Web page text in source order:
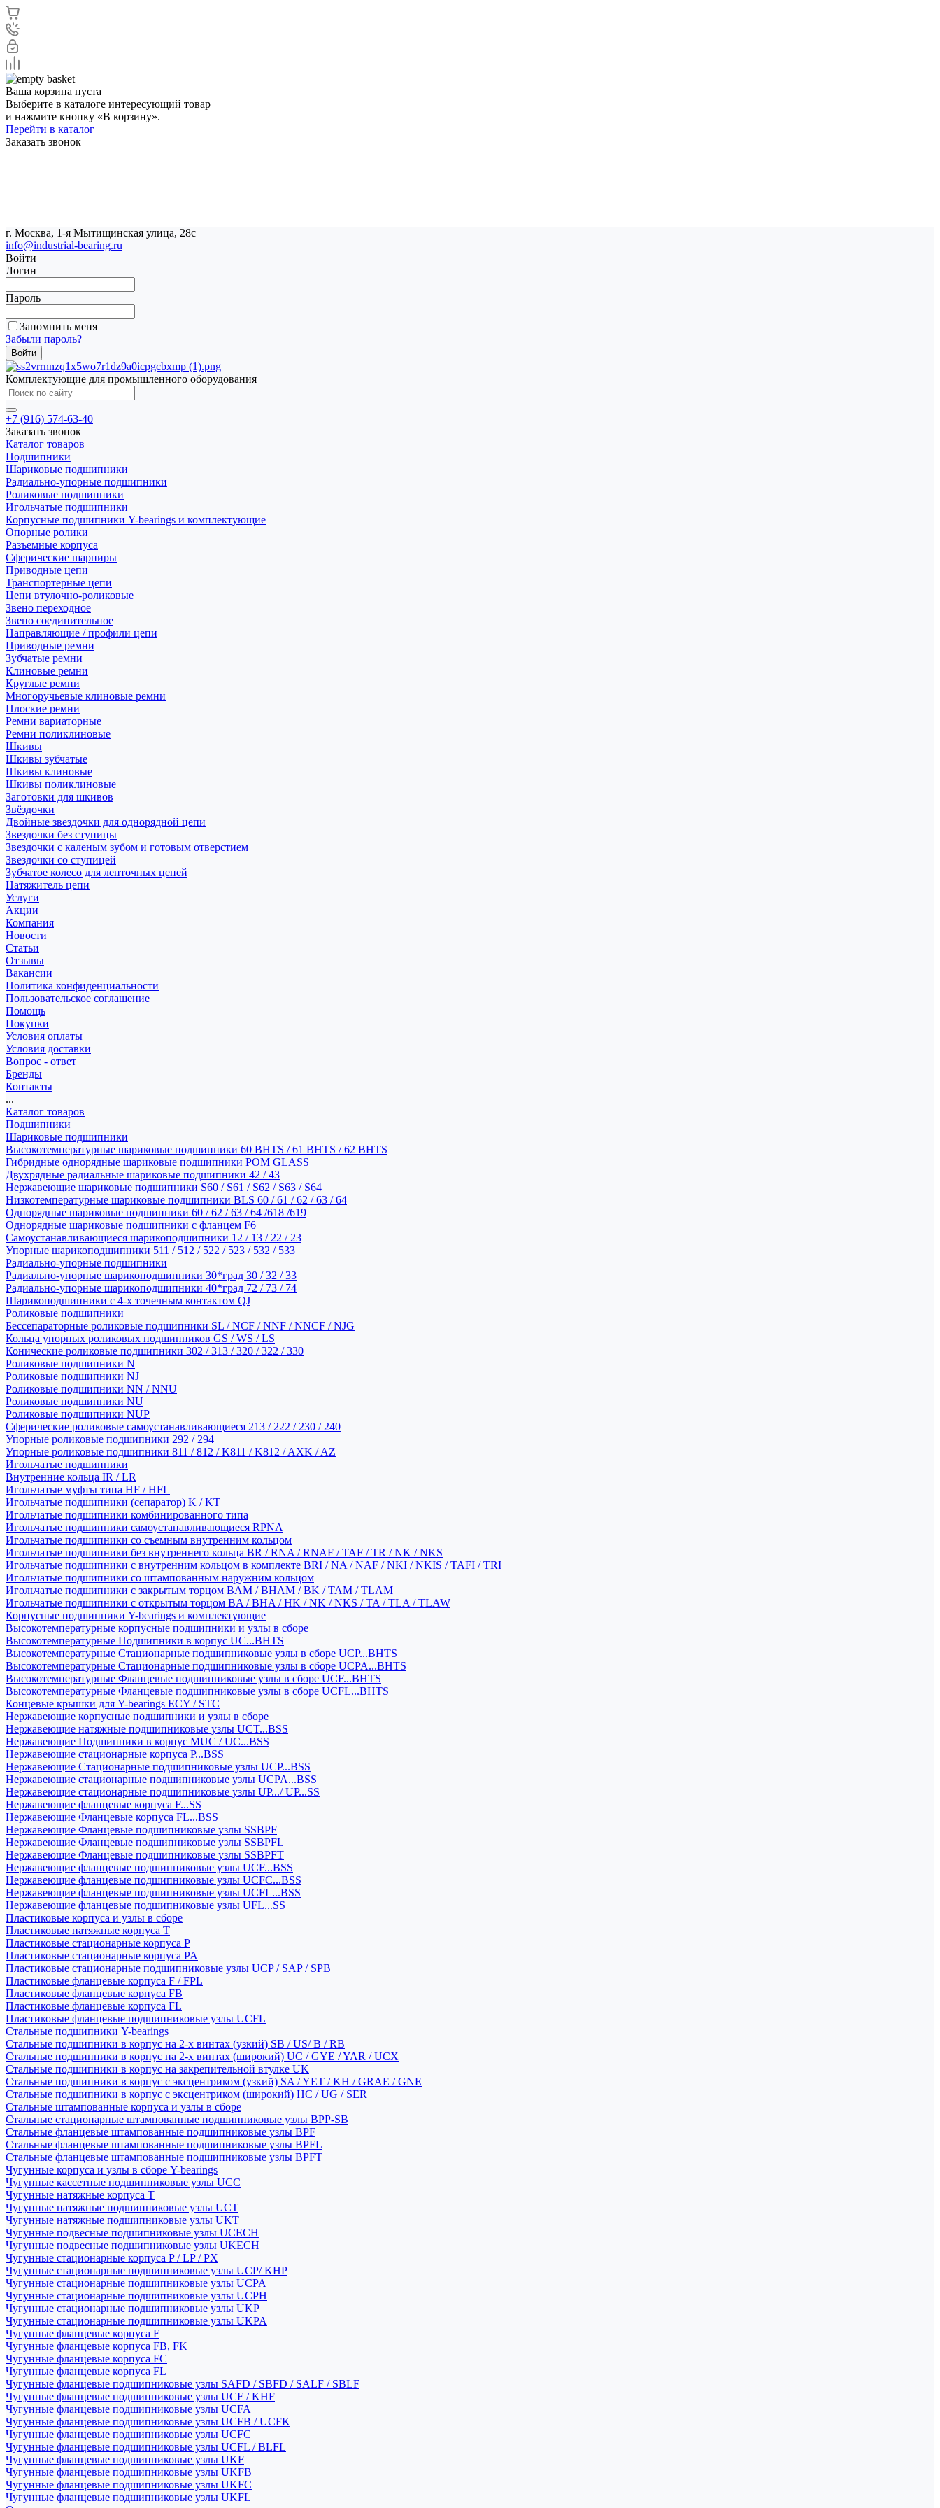
Ваша корзина пуста
Выберите в каталоге интересующий товар
и нажмите кнопку «В корзину».
Перейти в каталог
Заказать звонок
г. Москва, 1-я Мытищинская улица, 28с
info@industrial-bearing.ru
Войти
Логин
Пароль
Запомнить меня
Забыли пароль?
Комплектующие для промышленного оборудования
+7 (916) 574-63-40
Заказать звонок
Каталог товаров
Подшипники
Шариковые подшипники
Радиально-упорные подшипники
Роликовые подшипники
Игольчатые подшипники
Корпусные подшипники Y-bearings и комплектующие
Опорные ролики
Разъемные корпуса
Сферические шарниры
Приводные цепи
Транспортерные цепи
Цепи втулочно-роликовые
Звено переходное
Звено соединительное
Направляющие / профили цепи
Приводные ремни
Зубчатые ремни
Клиновые ремни
Круглые ремни
Многоручьевые клиновые ремни
Плоские ремни
Ремни вариаторные
Ремни поликлиновые
Шкивы
Шкивы зубчатые
Шкивы клиновые
Шкивы поликлиновые
Заготовки для шкивов
Звёздочки
Двойные звездочки для однорядной цепи
Звездочки без ступицы
Звездочки с каленым зубом и готовым отверстием
Звездочки со ступицей
Зубчатое колесо для ленточных цепей
Натяжитель цепи
Услуги
Акции
Компания
Новости
Статьи
Отзывы
Вакансии
Политика конфиденциальности
Пользовательское соглашение
Помощь
Покупки
Условия оплаты
Условия доставки
Вопрос - ответ
Бренды
Контакты
...
Каталог товаров
Подшипники
Шариковые подшипники
Высокотемпературные шариковые подшипники 60 BHTS / 61 BHTS / 62 BHTS
Гибридные однорядные шариковые подшипники POM GLASS
Двухрядные радиальные шариковые подшипники 42 / 43
Нержавеющие шариковые подшипники S60 / S61 / S62 / S63 / S64
Низкотемпературные шариковые подшипники BLS 60 / 61 / 62 / 63 / 64
Однорядные шариковые подшипники 60 / 62 / 63 / 64 /618 /619
Однорядные шариковые подшипники с фланцем F6
Самоустанавливающиеся шарикоподшипники 12 / 13 / 22 / 23
Упорные шарикоподшипники 511 / 512 / 522 / 523 / 532 / 533
Радиально-упорные подшипники
Радиально-упорные шарикоподшипники 30*град 30 / 32 / 33
Радиально-упорные шарикоподшипники 40*град 72 / 73 / 74
Шарикоподшипники с 4-х точечным контактом QJ
Роликовые подшипники
Бессепараторные роликовые подшипники SL / NCF / NNF / NNCF / NJG
Кольца упорных роликовых подшипников GS / WS / LS
Конические роликовые подшипники 302 / 313 / 320 / 322 / 330
Роликовые подшипники N
Роликовые подшипники NJ
Роликовые подшипники NN / NNU
Роликовые подшипники NU
Роликовые подшипники NUP
Сферические роликовые самоустанавливающиеся 213 / 222 / 230 / 240
Упорные роликовые подшипники 292 / 294
Упорные роликовые подшипники 811 / 812 / K811 / K812 / AXK / AZ
Игольчатые подшипники
Внутренние кольца IR / LR
Игольчатые муфты типа HF / HFL
Игольчатые подшипники (сепаратор) K / KT
Игольчатые подшипники комбинированного типа
Игольчатые подшипники самоустанавливающиеся RPNA
Игольчатые подшипники со съемным внутренним кольцом
Игольчатые подшипники без внутреннего кольца BR / RNA / RNAF / TAF / TR / NK / NKS
Игольчатые подшипники с внутренним кольцом в комплекте BRI / NA / NAF / NKI / NKIS / TAFI / TRI
Игольчатые подшипники со штампованным наружним кольцом
Игольчатые подшипники с закрытым торцом BAM / BHAM / BK / TAM / TLAM
Игольчатые подшипники с открытым торцом BA / BHA / HK / NK / NKS / TA / TLA / TLAW
Корпусные подшипники Y-bearings и комплектующие
Высокотемпературные корпусные подшипники и узлы в сборе
Высокотемпературные Подшипники в корпус UC...BHTS
Высокотемпературные Стационарные подшипниковые узлы в сборе UCP...BHTS
Высокотемпературные Стационарные подшипниковые узлы в сборе UCPA...BHTS
Высокотемпературные Фланцевые подшипниковые узлы в сборе UCF...BHTS
Высокотемпературные Фланцевые подшипниковые узлы в сборе UCFL...BHTS
Концевые крышки для Y-bearings ECY / STC
Нержавеющие корпусные подшипники и узлы в сборе
Нержавеющие натяжные подшипниковые узлы UCT...BSS
Нержавеющие Подшипники в корпус MUC / UC...BSS
Нержавеющие стационарные корпуса P...BSS
Нержавеющие Стационарные подшипниковые узлы UCP...BSS
Нержавеющие стационарные подшипниковые узлы UCPA...BSS
Нержавеющие стационарные подшипниковые узлы UP.../ UP...SS
Нержавеющие фланцевые корпуса F...SS
Нержавеющие Фланцевые корпуса FL...BSS
Нержавеющие Фланцевые подшипниковые узлы SSBPF
Нержавеющие Фланцевые подшипниковые узлы SSBPFL
Нержавеющие Фланцевые подшипниковые узлы SSBPFT
Нержавеющие фланцевые подшипниковые узлы UCF...BSS
Нержавеющие фланцевые подшипниковые узлы UCFC...BSS
Нержавеющие фланцевые подшипниковые узлы UCFL...BSS
Нержавеющие фланцевые подшипниковые узлы UFL...SS
Пластиковые корпуса и узлы в сборе
Пластиковые натяжные корпуса T
Пластиковые стационарные корпуса P
Пластиковые стационарные корпуса PA
Пластиковые стационарные подшипниковые узлы UCP / SAP / SPB
Пластиковые фланцевые корпуса F / FPL
Пластиковые фланцевые корпуса FB
Пластиковые фланцевые корпуса FL
Пластиковые фланцевые подшипниковые узлы UCFL
Стальные подшипники Y-bearings
Стальные подшипники в корпус на 2-х винтах (узкий) SB / US/ B / RB
Стальные подшипники в корпус на 2-х винтах (широкий) UC / GYE / YAR / UCX
Стальные подшипники в корпус на закрепительной втулке UK
Стальные подшипники в корпус с эксцентриком (узкий) SA / YET / KH / GRAE / GNE
Стальные подшипники в корпус с эксцентриком (широкий) HC / UG / SER
Стальные штампованные корпуса и узлы в сборе
Стальные стационарные штампованные подшипниковые узлы BPP-SB
Стальные фланцевые штампованные подшипниковые узлы BPF
Стальные фланцевые штампованные подшипниковые узлы BPFL
Стальные фланцевые штампованные подшипниковые узлы BPFT
Чугунные корпуса и узлы в сборе Y-bearings
Чугунные кассетные подшипниковые узлы UCC
Чугунные натяжные корпуса T
Чугунные натяжные подшипниковые узлы UCT
Чугунные натяжные подшипниковые узлы UKT
Чугунные подвесные подшипниковые узлы UCECH
Чугунные подвесные подшипниковые узлы UKECH
Чугунные стационарные корпуса P / LP / PX
Чугунные стационарные подшипниковые узлы UCP/ KHP
Чугунные стационарные подшипниковые узлы UCPA
Чугунные стационарные подшипниковые узлы UCPH
Чугунные стационарные подшипниковые узлы UKP
Чугунные стационарные подшипниковые узлы UKPA
Чугунные фланцевые корпуса F
Чугунные фланцевые корпуса FB, FK
Чугунные фланцевые корпуса FC
Чугунные фланцевые корпуса FL
Чугунные фланцевые подшипниковые узлы SAFD / SBFD / SALF / SBLF
Чугунные фланцевые подшипниковые узлы UCF / KHF
Чугунные фланцевые подшипниковые узлы UCFA
Чугунные фланцевые подшипниковые узлы UCFB / UCFK
Чугунные фланцевые подшипниковые узлы UCFC
Чугунные фланцевые подшипниковые узлы UCFL / BLFL
Чугунные фланцевые подшипниковые узлы UKF
Чугунные фланцевые подшипниковые узлы UKFB
Чугунные фланцевые подшипниковые узлы UKFC
Чугунные фланцевые подшипниковые узлы UKFL